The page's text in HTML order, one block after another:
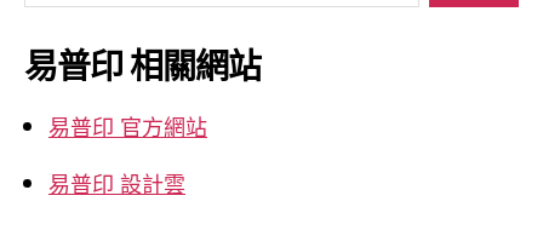
關
鍵
字:
易普印 相關網站
易普印 官方網站
易普印 設計雲